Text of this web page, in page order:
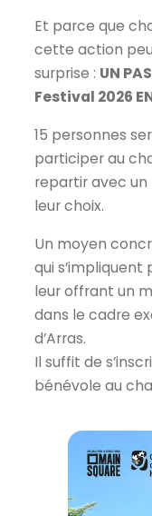
Et parce que
cette action
surprise : UN
Festival 2026
15 personnes
participer au
repartir avec un
leur choix.
Un moyen
qui
leur offrant un
dans le cadre
d’Arras.
Il suffit de
bénévole au